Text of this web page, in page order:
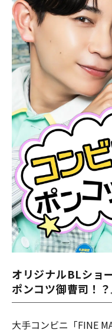
オリジナルBLショ
ポンコツ御曹司！
大手コンビニ「FINE